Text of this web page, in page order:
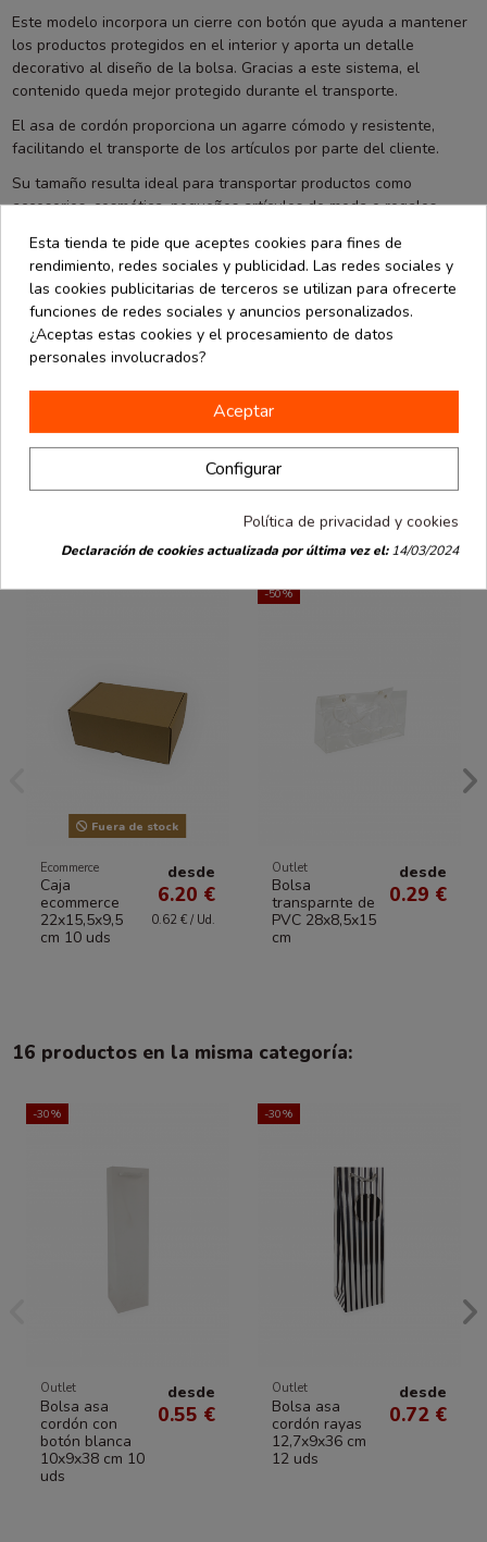
Este modelo incorpora un cierre con botón que ayuda a mantener
los productos protegidos en el interior y aporta un detalle
decorativo al diseño de la bolsa. Gracias a este sistema, el
contenido queda mejor protegido durante el transporte.
El asa de cordón proporciona un agarre cómodo y resistente,
facilitando el transporte de los artículos por parte del cliente.
Su tamaño resulta ideal para transportar productos como
accesorios, cosmética, pequeños artículos de moda o regalos.
Este tipo de bolsa se utiliza con frecuencia en boutiques, tiendas
especializadas o eventos donde se busca ofrecer un packaging
diferente y más cuidado.
El paquete incluye 25 unidades, lo que permite disponer de una
buena cantidad de bolsas para el uso diario del negocio.
pensadas para mejorar la presentación de los productos y aportar
una imagen más profesional a cada compra.
Los clientes que compraron este producto
Fuera de stock
Ecommerce
Caja
ecommerce
22x15,5x9,5
cm 10 uds
desde
6.20 €
0.62 € / Ud.
-50%
Outlet
Bolsa
transparnte de
PVC 28x8,5x15
cm
desde
0.29 €
16 productos en la misma categoría:
-30%
Outlet
Bolsa asa
cordón con
botón blanca
10x9x38 cm 10
uds
desde
0.55 €
-30%
Outlet
Bolsa asa
cordón rayas
12,7x9x36 cm
12 uds
desde
0.72 €
Esta tienda te pide que aceptes cookies para fines de
rendimiento, redes sociales y publicidad. Las redes sociales y
las cookies publicitarias de terceros se utilizan para ofrecerte
funciones de redes sociales y anuncios personalizados.
¿Aceptas estas cookies y el procesamiento de datos
personales involucrados?
Aceptar
Configurar
Política de privacidad y cookies
Declaración de cookies actualizada por última vez el:14/03/2024